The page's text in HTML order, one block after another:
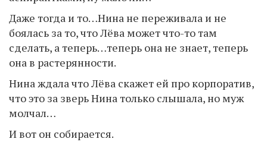
Даже тогда и то…Нина не переживала и не
боялась за то, что Лёва может что-то там
сделать, а теперь…теперь она не знает, теперь
она в растерянности.
Нина ждала что Лёва скажет ей про корпоратив,
что это за зверь Нина только слышала, но муж
молчал…
И вот он собирается.